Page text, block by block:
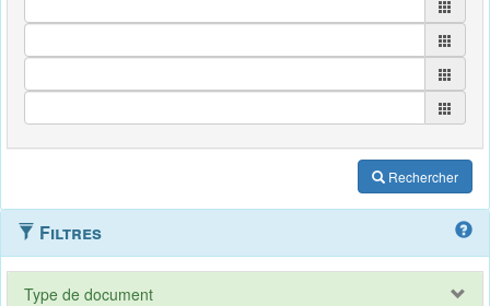
Rechercher
Filtres
Type de document